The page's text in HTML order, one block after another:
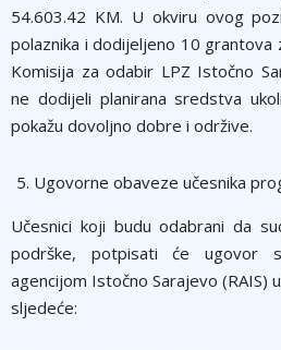
54.603.42 KM. U okviru ovog
polaznika i dodijeljeno 10 grantova
Komisija za odabir LPZ Istočno
ne dodijeli planirana sredstva
pokažu dovoljno dobre i održive.
Ugovorne obaveze učesnika
Učesnici koji budu odabrani da
podrške, potpisati će ugovor
agencijom Istočno Sarajevo (RAIS)
sljedeće: